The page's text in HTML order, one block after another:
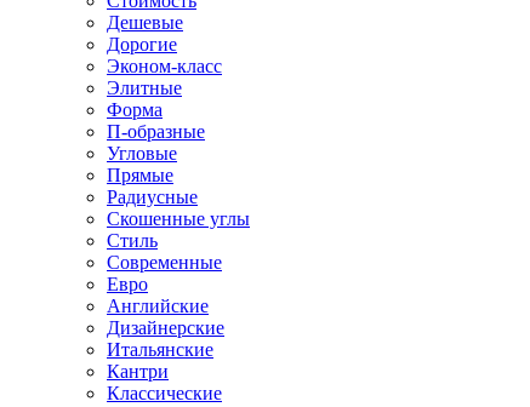
Дешевые
Дорогие
Эконом-класс
Элитные
Форма
П-образные
Угловые
Прямые
Радиусные
Скошенные углы
Стиль
Современные
Евро
Английские
Дизайнерские
Итальянские
Кантри
Классические